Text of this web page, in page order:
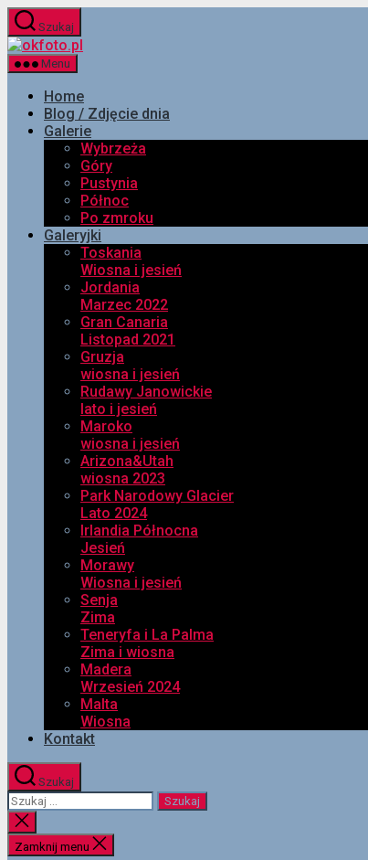
Przejdź
do
treści
Szukaj
Menu
Home
Blog / Zdjęcie dnia
Galerie
Wybrzeża
Góry
Pustynia
Północ
Po zmroku
Galeryjki
Toskania
Wiosna i jesień
Jordania
Marzec 2022
Gran Canaria
Listopad 2021
Gruzja
wiosna i jesień
Rudawy Janowickie
lato i jesień
Maroko
wiosna i jesień
Arizona&Utah
wiosna 2023
Park Narodowy Glacier
Lato 2024
Irlandia Północna
Jesień
Morawy
Wiosna i jesień
Senja
Zima
Teneryfa i La Palma
Zima i wiosna
Madera
Wrzesień 2024
Malta
Wiosna
Kontakt
Szukaj
Szukaj:
Zamknij
wyszukiwanie
Zamknij menu